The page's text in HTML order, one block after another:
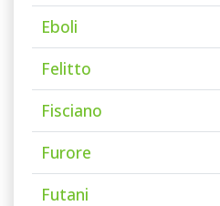
Eboli
Felitto
Fisciano
Furore
Futani